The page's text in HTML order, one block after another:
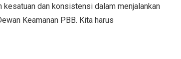
dan konsistensi dalam menjalankan
Keamanan PBB. Kita harus